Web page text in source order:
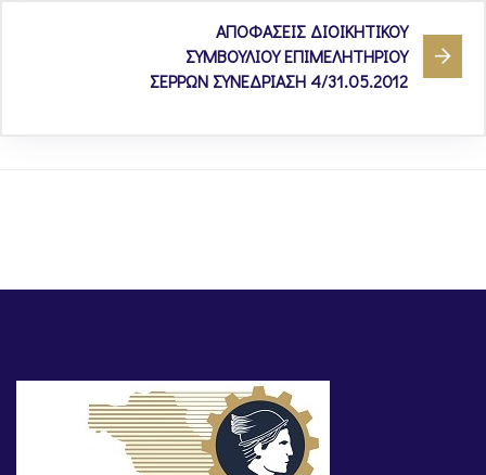
ΑΠΟΦΑΣΕΙΣ ΔΙΟΙΚΗΤΙΚΟΥ
ΣΥΜΒΟΥΛΙΟΥ ΕΠΙΜΕΛΗΤΗΡΙΟΥ
ΣΕΡΡΩΝ ΣΥΝΕΔΡΙΑΣΗ 4/31.05.2012